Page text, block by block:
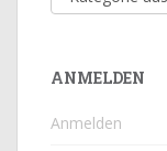
ANMELDEN
Anmelden